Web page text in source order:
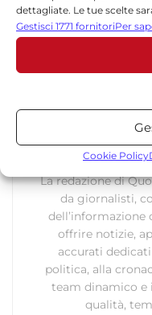
dettagliate. Le tue scelte
sito. È possibile modificare
compreso il ritiro del
Policy o cliccando sul
inferiore dello schermo.
Statistiche
Archiviare informazioni
prestazioni degli
combinazione di dati
Marketing
Archiviare informazioni
dati limitati per la
pubblicità
pubblicità personalizzata,
Gestisci 1771 fornitoriPer
Cookie Policy
La redazione di
da giornalisti,
dell’informazione
offrire notizie,
accurati
politica, alla
team dinamico e
qualità,